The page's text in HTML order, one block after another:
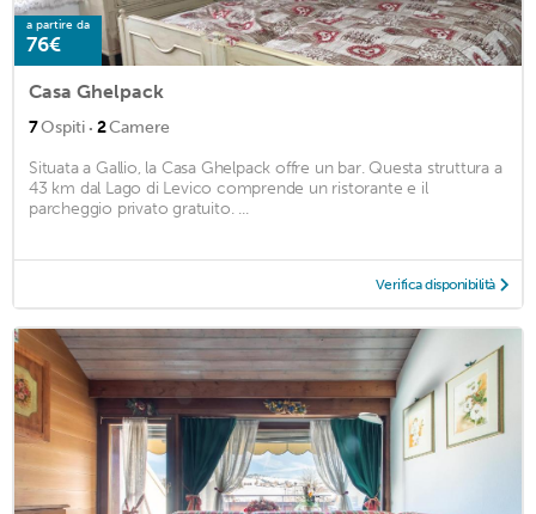
a partire da
76€
Casa Ghelpack
7Ospiti · 2Camere
Situata a Gallio, la Casa Ghelpack offre un bar. Questa struttura a
43 km dal Lago di Levico comprende un ristorante e il
parcheggio privato gratuito. ...
Verifica disponibilità